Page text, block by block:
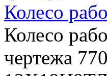
Колесо
Колесо
чертежа